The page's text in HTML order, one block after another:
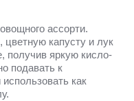
ассорти.
капусту и лук
получив яркую кисло-
подавать к
как